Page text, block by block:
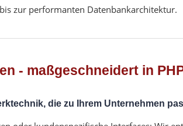
zur performanten Datenbankarchitektur.
- maßgeschneidert in
die zu Ihrem Unternehmen